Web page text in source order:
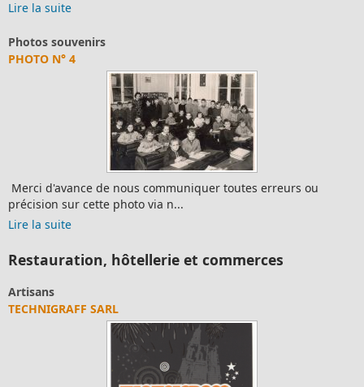
Lire la suite
Ecole primaire
HISTOIRE
Préhistoire Visitez la grotte de Lascaux - Visitez la grotte
Chauvet Vallon Pont d'Arc - grotte orn...
Lire la suite
Restauration, hôtellerie et commerces
Produits du terroir / produits artisanaux
FERME SCHIELLEIN